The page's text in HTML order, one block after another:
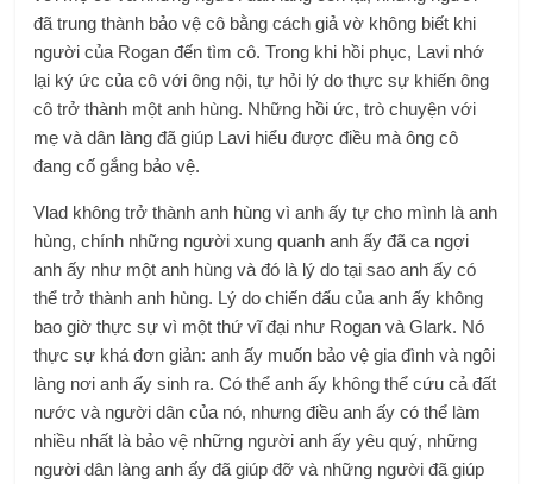
đã trung thành bảo vệ cô bằng cách giả vờ không biết khi
người của Rogan đến tìm cô. Trong khi hồi phục, Lavi nhớ
lại ký ức của cô với ông nội, tự hỏi lý do thực sự khiến ông
cô trở thành một anh hùng. Những hồi ức, trò chuyện với
mẹ và dân làng đã giúp Lavi hiểu được điều mà ông cô
đang cố gắng bảo vệ.
Vlad không trở thành anh hùng vì anh ấy tự cho mình là anh
hùng, chính những người xung quanh anh ấy đã ca ngợi
anh ấy như một anh hùng và đó là lý do tại sao anh ấy có
thể trở thành anh hùng. Lý do chiến đấu của anh ấy không
bao giờ thực sự vì một thứ vĩ đại như Rogan và Glark. Nó
thực sự khá đơn giản: anh ấy muốn bảo vệ gia đình và ngôi
làng nơi anh ấy sinh ra. Có thể anh ấy không thể cứu cả đất
nước và người dân của nó, nhưng điều anh ấy có thể làm
nhiều nhất là bảo vệ những người anh ấy yêu quý, những
người dân làng anh ấy đã giúp đỡ và những người đã giúp